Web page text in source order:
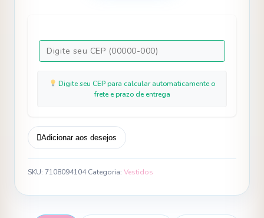
quantidade
Digite seu CEP para calcular automaticamente o
frete e prazo de entrega
Adicionar aos desejos
SKU: 7108094104 Categoria: Vestidos